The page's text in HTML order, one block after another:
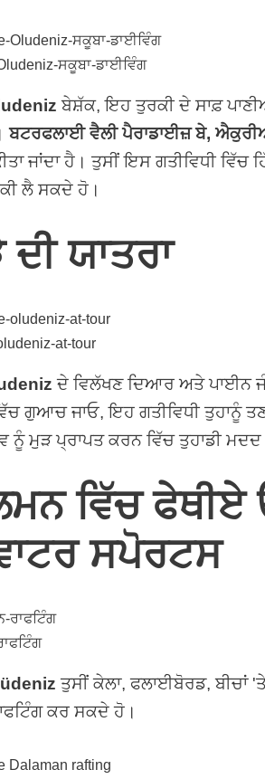
ਸਕੂਬਾ-ਡਾਈਵਿੰਗ
ਬੇਸ਼ੱਕ, ਇਹ ਤੁਰਕੀ ਦੇ ਸਾਫ਼
ਬਟਰਫਲਾਈ ਵੈਲੀ ਪੈਰਾਡਾਈਜ਼ ਬੇ,
ਜਾਂਦਾ ਹੈ। ਤੁਸੀਂ ਇਸ ਗਤੀਵਿਧੀ ਵਿੱਚ
ਲੈ ਸਕਦੇ ਹੋ।
ਯਾਤਰਾ
at-tour
ਦੇ ਵਿਲੱਖਣ ਦਿਆਰ ਅਤੇ ਪਾਈਨ
ਗੁਆਚ ਜਾਓ, ਇਹ ਗਤੀਵਿਧੀ ਤੁਹਾਨੂੰ
ਮੁੜ ਪ੍ਰਾਪਤ ਕਰਨ ਵਿੱਚ ਤੁਹਾਡੀ ਮਦਦ
ਵਿੱਚ ਫੇਥੀਏ
ਸਪੋਰਟਸ
ਤੁਸੀਂ ਕੇਲਾ, ਫਲਾਈਬੋਰਡ, ਬੀਚਾਂ
ਕਰ ਸਕਦੇ ਹੋ।